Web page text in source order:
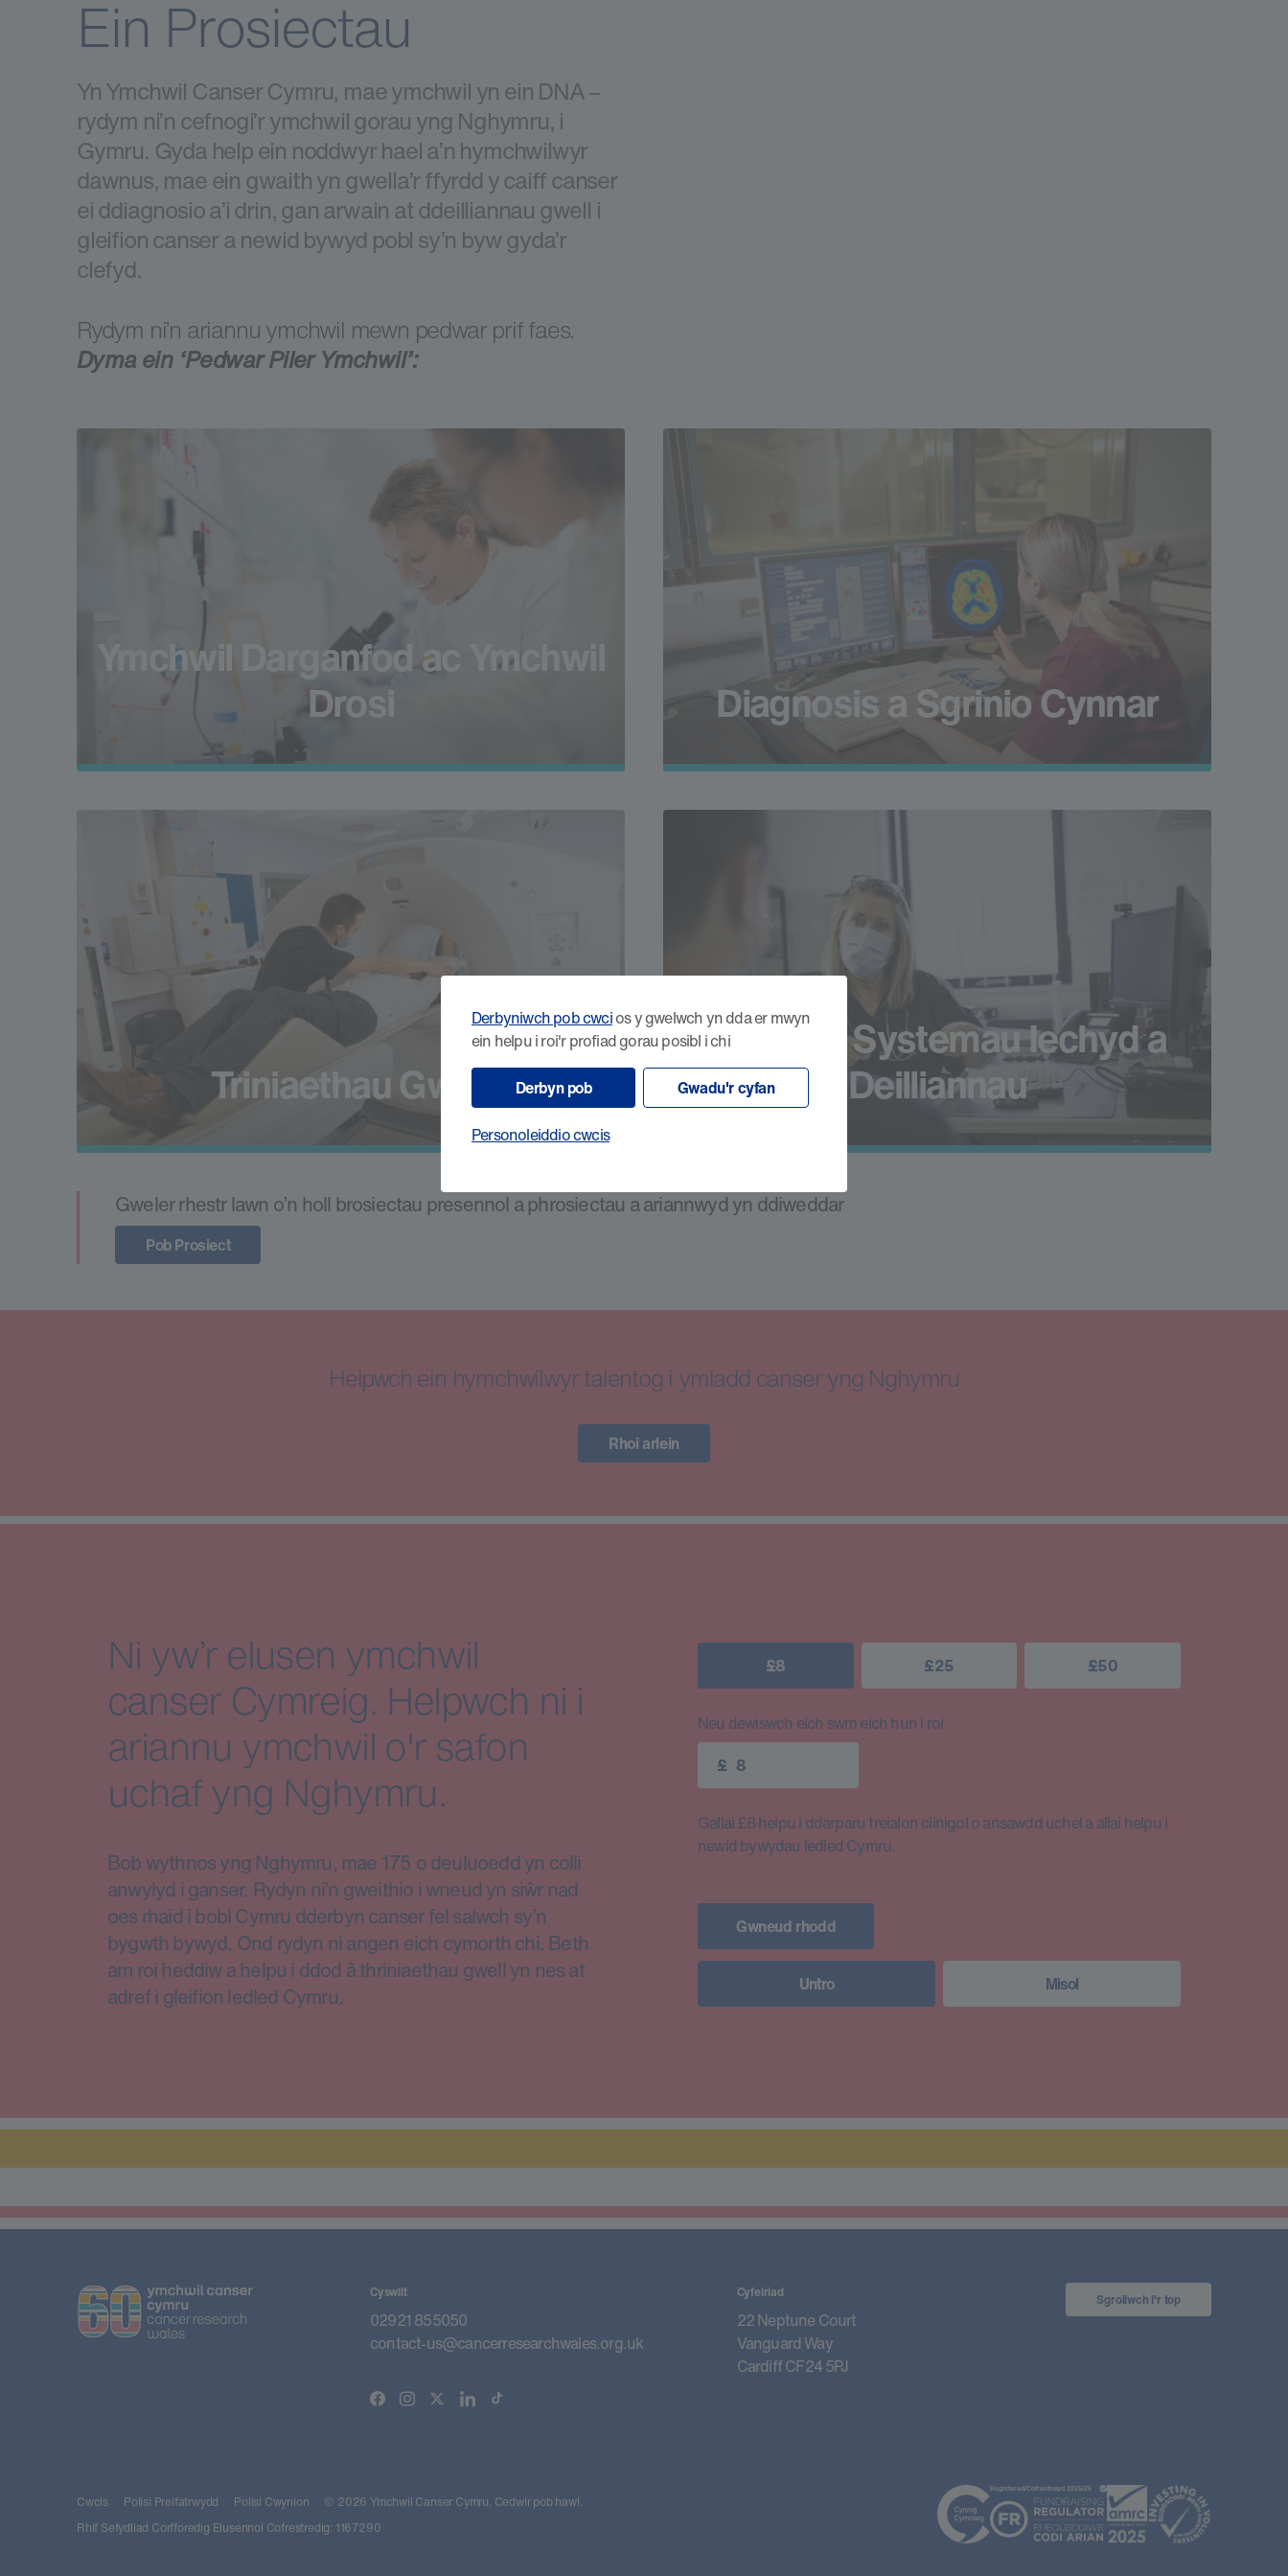
Derbyniwch pob cwcios y gwelwch yn dda er mwyn
ein helpu i roi'r profiad gorau posibl i chi
Derbyn pob Gwadu'r cyfan
Personoleiddio cwcis
Ein Prosiectau
Yn Ymchwil Canser Cymru, mae ymchwil yn ein DNA –
rydym ni’n cefnogi’r ymchwil gorau yng Nghymru, i
Gymru. Gyda help ein noddwyr hael a’n hymchwilwyr
dawnus, mae ein gwaith yn gwella’r ffyrdd y caiff canser
ei ddiagnosio a’i drin, gan arwain at ddeilliannau gwell i
gleifion canser a newid bywyd pobl sy’n byw gyda’r
clefyd.
Rydym ni’n ariannu ymchwil mewn pedwar prif faes.
Dyma ein ‘Pedwar Piler Ymchwil’:
Ymchwil Darganfod ac Ymchwil
Drosi
Diagnosis a Sgrinio Cynnar
Triniaethau Gwell
Ymchwil Systemau Iechyd a
Deilliannau
Gweler rhestr lawn o’n holl brosiectau presennol a phrosiectau a ariannwyd yn ddiweddar
Pob Prosiect
Helpwch ein hymchwilwyr talentog i ymladd canser yng Nghymru
Rhoi arlein
Ni yw’r elusen ymchwil
canser Cymreig. Helpwch ni i
ariannu ymchwil o'r safon
uchaf yng Nghymru.
Bob wythnos yng Nghymru, mae 175 o deuluoedd yn colli
anwylyd i ganser. Rydyn ni’n gweithio i wneud yn siŵr nad
oes rhaid i bobl Cymru dderbyn canser fel salwch sy’n
bygwth bywyd. Ond rydyn ni angen eich cymorth chi. Beth
am roi heddiw a helpu i ddod â thriniaethau gwell yn nes at
adref i gleifion ledled Cymru.
£8 £25 £50
Neu dewiswch eich swm eich hun i roi
£
Gallai £8 helpu i ddarparu treialon clinigol o ansawdd uchel a allai helpu i
newid bywydau ledled Cymru.
Gwneud rhodd
Untro Misol
Sgroliwch I'r top
Cyswllt
02921 855050
contact-us@cancerresearchwales.org.uk
Cyfeiriad
22 Neptune Court
Vanguard Way
Cardiff CF24 5PJ
Cwcis Polisi Preifatrwydd Polisi Cwynion
© 2026 Ymchwil Canser Cymru. Cedwir pob hawl.
Rhif Sefydliad Corfforedig Elusennol Cofrestredig: 1167290